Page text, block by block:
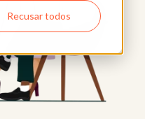
Recusar todos